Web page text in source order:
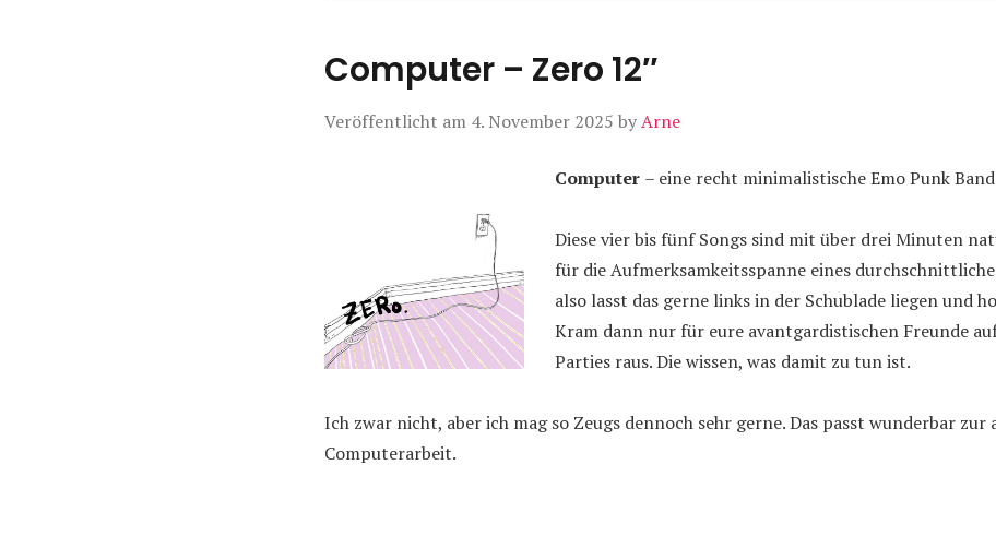
Computer – Zero 12″
Veröffentlicht am 4. November 2025 byArne
Computer – eine recht minimalistische Emo Punk
Diese vier bis fünf Songs sind mit über drei Minuten
für die Aufmerksamkeitsspanne eines
also lasst das gerne links in der Schublade liegen und
Kram dann nur für eure avantgardistischen Freunde
Parties raus. Die wissen, was damit zu tun ist.
Ich zwar nicht, aber ich mag so Zeugs dennoch sehr gerne. Das passt wunderbar zur
Computerarbeit.